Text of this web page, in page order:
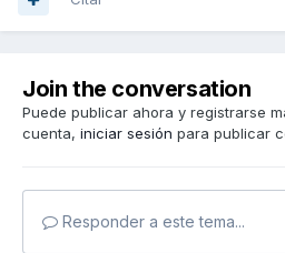
Join the conversation
Puede publicar ahora y registrarse
cuenta, iniciar sesión para publicar
Responder a este tema...